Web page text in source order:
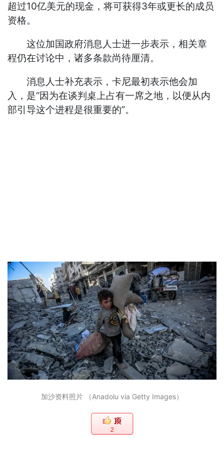
超过10亿美元的现金，将可获得3年或更长的成员
资格。
这位加国政府消息人士进一步表示，相关章
程仍在讨论中，诸多条款尚待厘清。
消息人士补充表示，卡尼最初表示他会加
入，是“因为在谈判桌上占有一席之地，以便从内
部引导这个进程是很重要的”。
加沙资料照片 （Anadolu via Getty Images）
2